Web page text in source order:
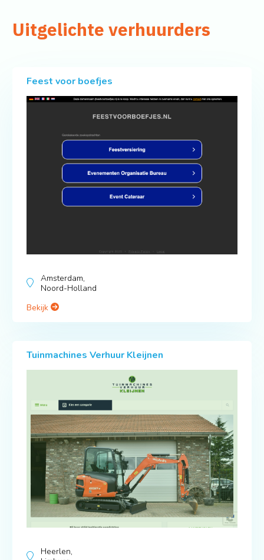
Uitgelichte verhuurders
Feest voor boefjes
Amsterdam,
Noord-Holland
Bekijk
Tuinmachines Verhuur Kleijnen
Heerlen,